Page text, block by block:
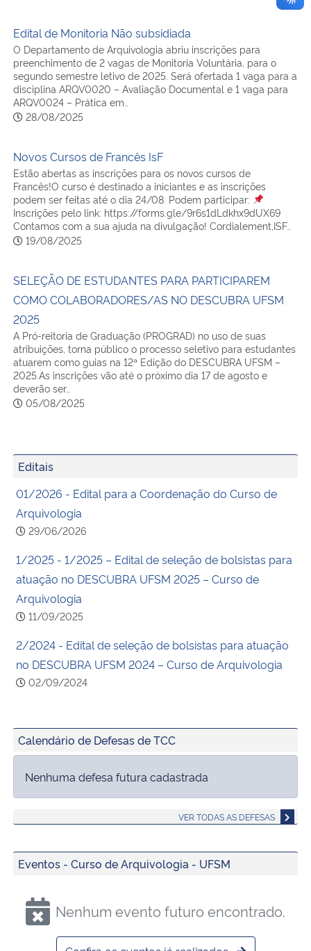
Edital de Monitoria Não subsidiada
O Departamento de Arquivologia abriu inscrições para
preenchimento de 2 vagas de Monitoria Voluntária, para o
segundo semestre letivo de 2025. Será ofertada 1 vaga para a
disciplina ARQV0020 – Avaliação Documental e 1 vaga para
ARQV0024 – Prática em…
28/08/2025
Novos Cursos de Francês IsF
Estão abertas as inscrições para os novos cursos de
Francês!O curso é destinado a iniciantes e as inscrições
podem ser feitas até o dia 24/08. Podem participar:
Inscrições pelo link: https://forms.gle/9r6s1dLdkhx9dUX69
Contamos com a sua ajuda na divulgação! Cordialement,ISF…
19/08/2025
SELEÇÃO DE ESTUDANTES PARA PARTICIPAREM
COMO COLABORADORES/AS NO DESCUBRA UFSM
2025
A Pró-reitoria de Graduação (PROGRAD) no uso de suas
atribuições, torna público o processo seletivo para estudantes
atuarem como guias na 12ª Edição do DESCUBRA UFSM –
2025.As inscrições vão até o próximo dia 17 de agosto e
deverão ser…
05/08/2025
Editais
01/2026 - Edital para a Coordenação do Curso de
Arquivologia
29/06/2026
1/2025 - 1/2025 – Edital de seleção de bolsistas para
atuação no DESCUBRA UFSM 2025 – Curso de
Arquivologia
11/09/2025
2/2024 - Edital de seleção de bolsistas para atuação
no DESCUBRA UFSM 2024 – Curso de Arquivologia
02/09/2024
Calendário de Defesas de TCC
Nenhuma defesa futura cadastrada
VER TODAS AS DEFESAS
Eventos - Curso de Arquivologia - UFSM
Nenhum evento futuro encontrado.